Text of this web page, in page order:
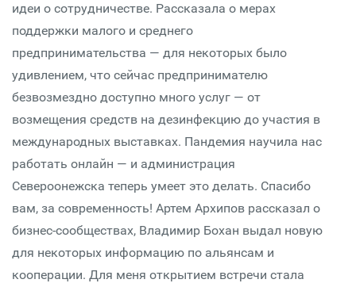
идеи о сотрудничестве. Рассказала о мерах
поддержки малого и среднего
предпринимательства — для некоторых было
удивлением, что сейчас предпринимателю
безвозмездно доступно много услуг — от
возмещения средств на дезинфекцию до участия в
международных выставках. Пандемия научила нас
работать онлайн — и администрация
Североонежска теперь умеет это делать. Спасибо
вам, за современность! Артем Архипов рассказал о
бизнес-сообществах, Владимир Бохан выдал новую
для некоторых информацию по альянсам и
кооперации. Для меня открытием встречи стала